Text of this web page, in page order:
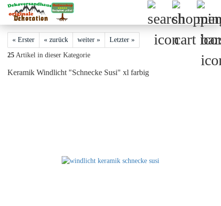
« Erster « zurück weiter » Letzter »
25 Artikel in dieser Kategorie
Keramik Windlicht "Schnecke Susi" xl farbig